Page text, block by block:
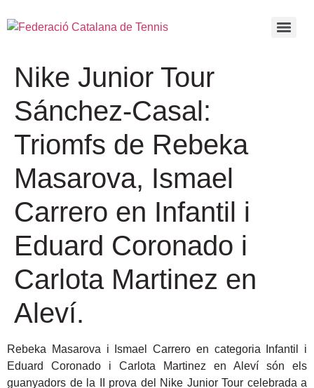
Nike Junior Tour
Sánchez-Casal:
Triomfs de Rebeka
Masarova, Ismael
Carrero en Infantil i
Eduard Coronado i
Carlota Martinez en
Aleví.
Rebeka Masarova i Ismael Carrero en categoria Infantil i
Eduard Coronado i Carlota Martinez en Aleví són els
guanyadors de la II prova del Nike Junior Tour celebrada a